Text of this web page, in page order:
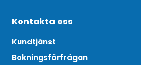
Kontakta oss
Kundtjänst
Bokningsförfrågan